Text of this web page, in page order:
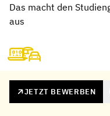
Das macht den
aus
JETZT BEWERBEN